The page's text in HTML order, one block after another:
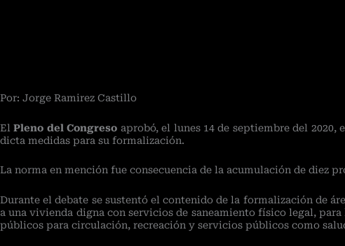
Por: Jorge Ramirez Castillo
ElPleno del Congreso aprobó, el lunes 14 de septiembre del
dicta medidas para su formalización.
La norma en mención fue consecuencia de la acumulación de diez
Durante el debate se sustentó el contenido de la formalización de
a una vivienda digna con servicios de saneamiento físico legal,
públicos para circulación, recreación y servicios públicos como